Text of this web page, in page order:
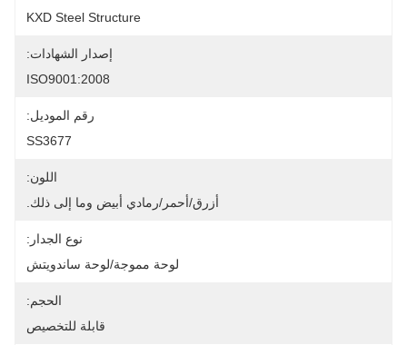
KXD Steel Structure
إصدار الشهادات:
ISO9001:2008
رقم الموديل:
SS3677
اللون:
أزرق/أحمر/رمادي أبيض وما إلى ذلك.
نوع الجدار:
لوحة مموجة/لوحة ساندويتش
الحجم:
قابلة للتخصيص